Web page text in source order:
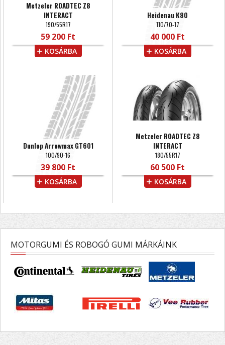
Metzeler ROADTEC Z8
INTERACT
190/55R17
59 200 Ft
KOSÁRBA
Heidenau K80
110/70-17
40 000 Ft
KOSÁRBA
Dunlop Arrowmax GT601
100/90-16
39 800 Ft
KOSÁRBA
Metzeler ROADTEC Z8
INTERACT
180/55R17
60 500 Ft
KOSÁRBA
MOTORGUMI ÉS ROBOGÓ GUMI MÁRKÁINK